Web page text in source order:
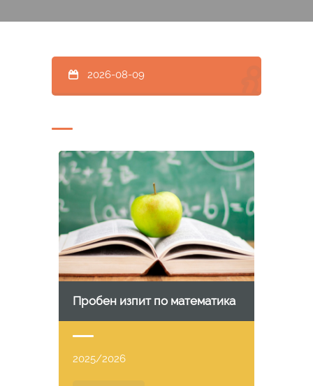
2026-08-09
Пробен изпит по математика
2025/2026